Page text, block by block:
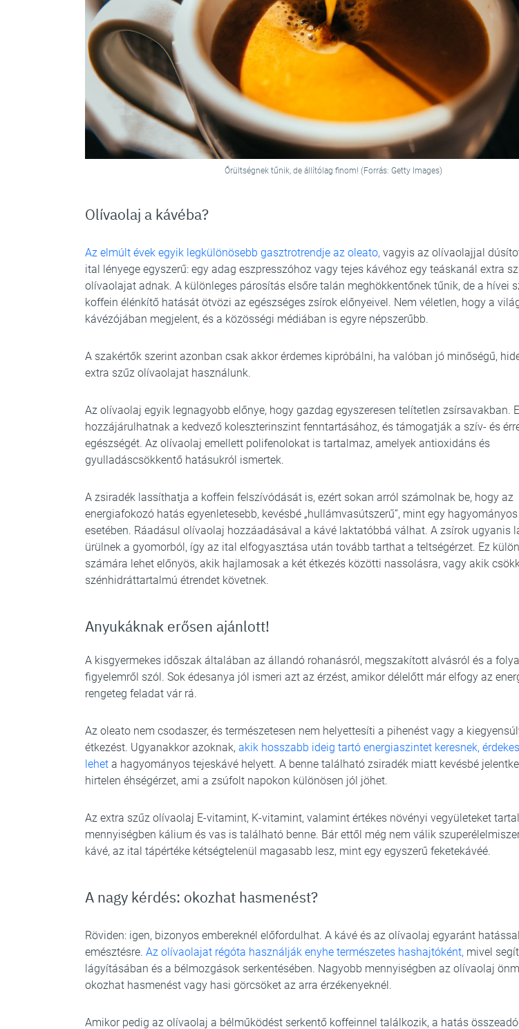
Őrültségnek tűnik, de állítólag finom! (Forrás: Getty Images)
Olívaolaj a kávéba?
Az elmúlt évek egyik legkülönösebb gasztrotrendje az oleato, vagyis az olívaolajjal
ital lényege egyszerű: egy adag eszpresszóhoz vagy tejes kávéhoz egy teáskanál extra
olívaolajat adnak. A különleges párosítás elsőre talán meghökkentőnek tűnik, de a hívei
koffein élénkítő hatását ötvözi az egészséges zsírok előnyeivel. Nem véletlen, hogy a
kávézójában megjelent, és a közösségi médiában is egyre népszerűbb.
A szakértők szerint azonban csak akkor érdemes kipróbálni, ha valóban jó minőségű,
extra szűz olívaolajat használunk.
Az olívaolaj egyik legnagyobb előnye, hogy gazdag egyszeresen telítetlen zsírsavakban.
hozzájárulhatnak a kedvező koleszterinszint fenntartásához, és támogatják a szív- és
egészségét. Az olívaolaj emellett polifenolokat is tartalmaz, amelyek antioxidáns és
gyulladáscsökkentő hatásukról ismertek.
A zsiradék lassíthatja a koffein felszívódását is, ezért sokan arról számolnak be, hogy az
energiafokozó hatás egyenletesebb, kevésbé „hullámvasútszerű”, mint egy
esetében. Ráadásul olívaolaj hozzáadásával a kávé laktatóbbá válhat. A zsírok ugyanis
ürülnek a gyomorból, így az ital elfogyasztása után tovább tarthat a teltségérzet. Ez
számára lehet előnyös, akik hajlamosak a két étkezés közötti nassolásra, vagy akik
szénhidráttartalmú étrendet követnek.
Anyukáknak erősen ajánlott!
A kisgyermekes időszak általában az állandó rohanásról, megszakított alvásról és a
figyelemről szól. Sok édesanya jól ismeri azt az érzést, amikor délelőtt már elfogy az
rengeteg feladat vár rá.
Az oleato nem csodaszer, és természetesen nem helyettesíti a pihenést vagy a
étkezést. Ugyanakkor azoknak, akik hosszabb ideig tartó energiaszintet keresnek,
lehet a hagyományos tejeskávé helyett. A benne található zsiradék miatt kevésbé
hirtelen éhségérzet, ami a zsúfolt napokon különösen jól jöhet.
Az extra szűz olívaolaj E-vitamint, K-vitamint, valamint értékes növényi vegyületeket
mennyiségben kálium és vas is található benne. Bár ettől még nem válik
kávé, az ital tápértéke kétségtelenül magasabb lesz, mint egy egyszerű feketekávéé.
A nagy kérdés: okozhat hasmenést?
Röviden: igen, bizonyos embereknél előfordulhat. A kávé és az olívaolaj egyaránt
emésztésre. Az olívaolajat régóta használják enyhe természetes hashajtóként, mivel
lágyításában és a bélmozgások serkentésében. Nagyobb mennyiségben az olívaolaj
okozhat hasmenést vagy hasi görcsöket az arra érzékenyeknél.
Amikor pedig az olívaolaj a bélműködést serkentő koffeinnel találkozik, a hatás